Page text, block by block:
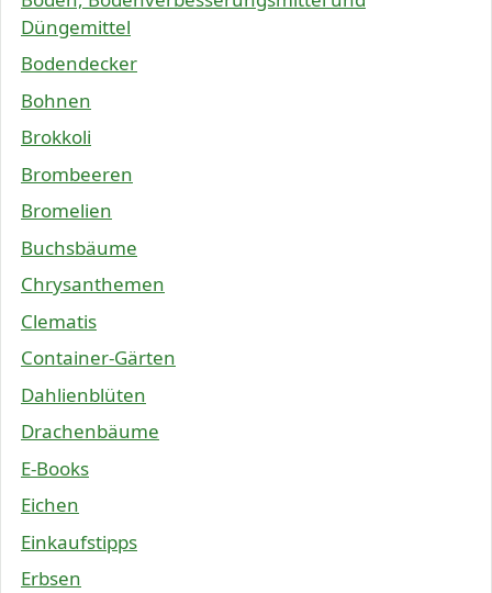
Düngemittel
Bodendecker
Bohnen
Brokkoli
Brombeeren
Bromelien
Buchsbäume
Chrysanthemen
Clematis
Container-Gärten
Dahlienblüten
Drachenbäume
E-Books
Eichen
Einkaufstipps
Erbsen